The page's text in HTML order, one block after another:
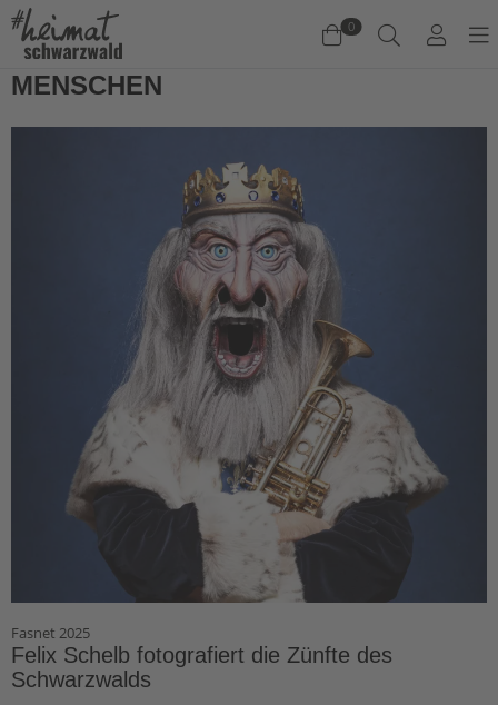
0
MENSCHEN
Fasnet 2025
Felix Schelb fotografiert die Zünfte des
Schwarzwalds